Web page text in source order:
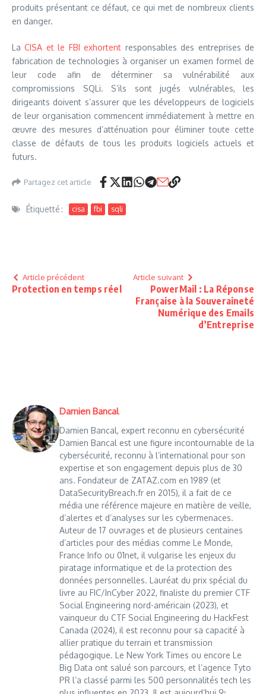
produits présentant ce défaut, ce qui met de nombreux clients
en danger.
LaCISA et le FBI exhortent responsables des entreprises de
fabrication de technologies à organiser un examen formel de
leur code afin de déterminer sa vulnérabilité aux
compromissions SQLi. S’ils sont jugés vulnérables, les
dirigeants doivent s’assurer que les développeurs de logiciels
de leur organisation commencent immédiatement à mettre en
œuvre des mesures d’atténuation pour éliminer toute cette
classe de défauts de tous les produits logiciels actuels et
futurs.
Partagez cet article
Étiquetté : cisa fbi sqli
Article précédent
Protection en temps réel
Article suivant
PowerMail : La Réponse
Française à la Souveraineté
Numérique des Emails
d’Entreprise
Damien Bancal
Damien Bancal, expert reconnu en cybersécurité
Damien Bancal est une figure incontournable de la
cybersécurité, reconnu à l’international pour son
expertise et son engagement depuis plus de 30
ans. Fondateur de ZATAZ.com en 1989 (et
DataSecurityBreach.fr en 2015), il a fait de ce
média une référence majeure en matière de veille,
d’alertes et d’analyses sur les cybermenaces.
Auteur de 17 ouvrages et de plusieurs centaines
d’articles pour des médias comme Le Monde,
France Info ou 01net, il vulgarise les enjeux du
piratage informatique et de la protection des
données personnelles. Lauréat du prix spécial du
livre au FIC/InCyber 2022, finaliste du premier CTF
Social Engineering nord-américain (2023), et
vainqueur du CTF Social Engineering du HackFest
Canada (2024), il est reconnu pour sa capacité à
allier pratique du terrain et transmission
pédagogique. Le New York Times ou encore Le
Big Data ont salué son parcours, et l’agence Tyto
PR l’a classé parmi les 500 personnalités tech les